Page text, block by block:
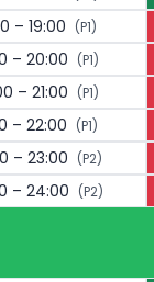
– 19:00 (P1)
– 20:00 (P1)
– 21:00 (P1)
– 22:00 (P1)
– 23:00 (P2)
– 24:00 (P2)